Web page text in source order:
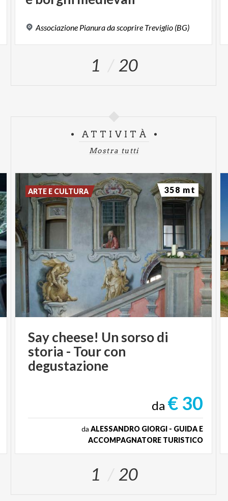
Associazione Pianurada scoprire Treviglio (BG)
1 20
ATTIVITÀ
Mostra tutti
Say cheese! Un sorso di
storia - Tour con
degustazione
da € 30
da ALESSANDRO GIORGI - GUIDA E
ACCOMPAGNATORE TURISTICO
ARTE E CULTURA 358 mt
1 20